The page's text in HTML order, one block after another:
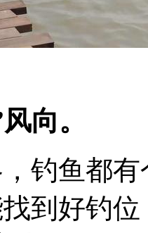
向。
钓鱼都
找到好钓